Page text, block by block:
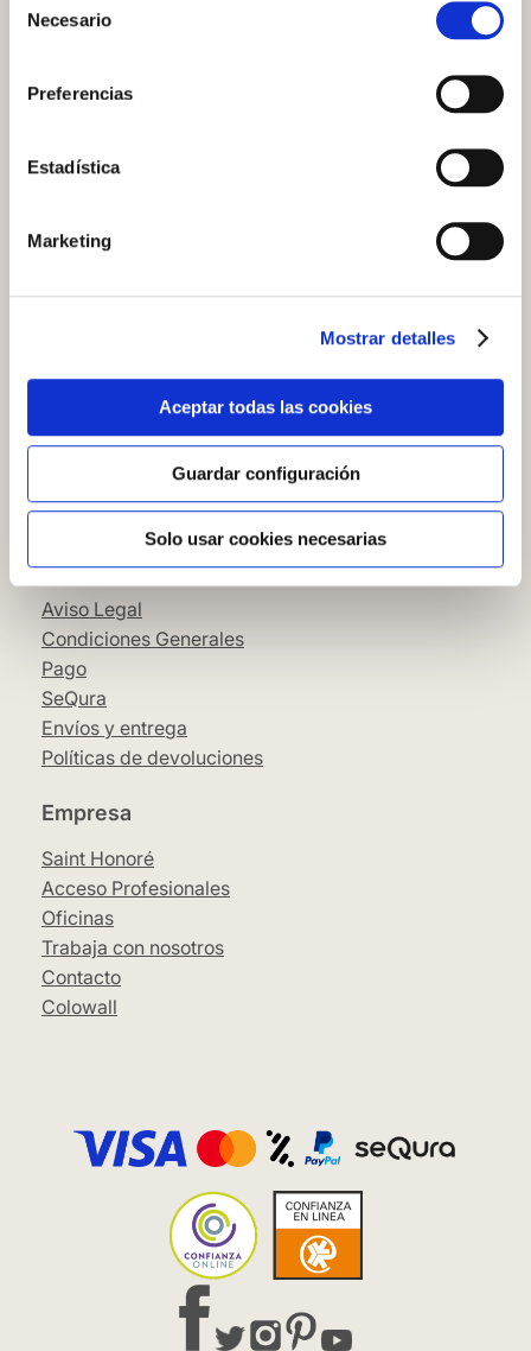
no has seleccionado ninguna opción, pulsar este botón
equivaldrá a rechazar todas las cookies. Si deseas
obtener más información consulta nuestra Política de
Cookiesaquí
Necesario
Preferencias
Estadística
Marketing
Mostrar detalles
Aceptar todas las cookies
Guardar configuración
Solo usar cookies necesarias
Cómo colocar papel pintado
Simbología del papel pintado
Política de privacidad
Guía de compra
Aviso Legal
Condiciones Generales
Pago
SeQura
Envíos y entrega
Políticas de devoluciones
Empresa
Saint Honoré
Acceso Profesionales
Oficinas
Trabaja con nosotros
Contacto
Colowall